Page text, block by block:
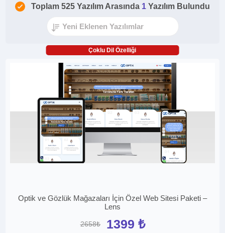
Toplam 525 Yazılım Arasında 1 Yazılım Bulundu
Çoklu Dil Özelliği
Optik ve Gözlük Mağazaları İçin Özel Web Sitesi Paketi –
Lens
2658₺ 1399 ₺